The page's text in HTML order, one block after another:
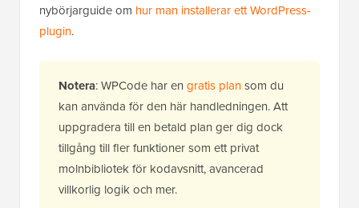
nybörjarguide om hur man installerar ett WordPress-
plugin.
Notera: WPCode har en gratis plansom du
kan använda för den här handledningen. Att
uppgradera till en betald plan ger dig dock
tillgång till fler funktioner som ett privat
molnbibliotek för kodavsnitt, avancerad
villkorlig logik och mer.